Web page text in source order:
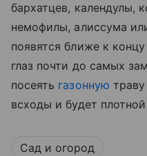
бархатцев, календулы,
немофилы, алиссума
появятся ближе к
глаз почти до самых
посеять газонную
всходы и будет
Сад и огород